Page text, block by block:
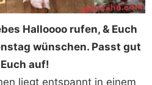
Halloooo rufen, & Euch
wünschen. Passt gut
auf!
liegt entspannt in einem